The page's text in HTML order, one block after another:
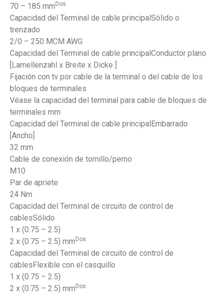
70 – 185 mm Dos
Capacidad del Terminal de cable principalSólido o
trenzado
2/0 – 250 MCM AWG
Capacidad del Terminal de cable principalConductor plano
[Lamellenzahl x Breite x Dicke ]
Fijación con tv por cable de la terminal o del cable de los
bloques de terminales
Véase la capacidad del terminal para cable de bloques de
terminales mm
Capacidad del Terminal de cable principalEmbarrado
[Ancho]
32 mm
Cable de conexión de tornillo/perno
M10
Par de apriete
24 Nm
Capacidad del Terminal de circuito de control de
cablesSólido
1 x (0.75 – 2.5)
2 x (0.75 – 2.5) mm Dos
Capacidad del Terminal de circuito de control de
cablesFlexible con el casquillo
1 x (0.75 – 2.5)
2 x (0.75 – 2.5) mm Dos